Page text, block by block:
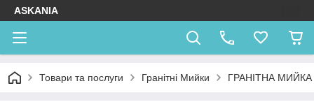
ASKANIA
Товари та послуги Гранітні Мийки ГРАНІТНА МИЙКА